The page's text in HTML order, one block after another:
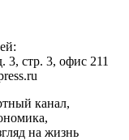
3, стр. 3, офис 211
канал,
на жизнь